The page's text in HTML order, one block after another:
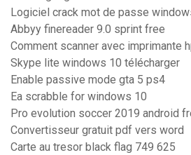
Logiciel crack mot de passe
Abbyy finereader 9.0 sprint free
Comment scanner avec imprimante
Skype lite windows 10 télécharger
Enable passive mode gta 5 ps4
Ea scrabble for windows 10
Pro evolution soccer 2019 android
Convertisseur gratuit pdf vers word
Carte au tresor black flag 749 625